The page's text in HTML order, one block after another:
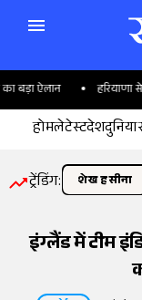
ऐलान हरियाणा से
होमलेटेस्टदेशदुनिया
ट्रेंडिंग: शेख हसीना
इंग्लैंड में टीम